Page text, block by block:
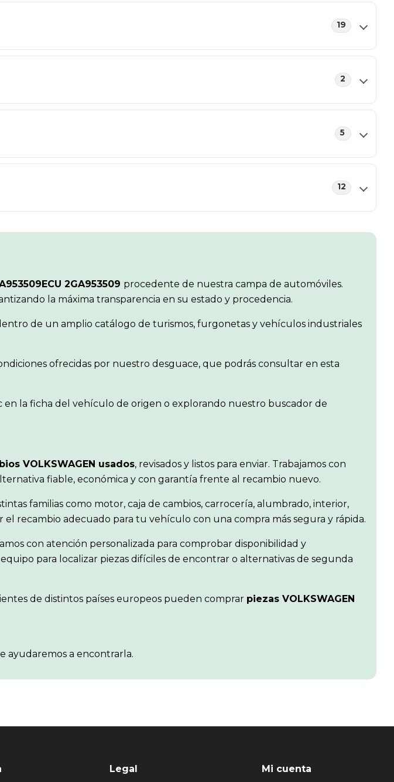
19
2
5
12
2GA953509 procedente de nuestra campa de automóviles.
la máxima transparencia en su estado y procedencia.
de un amplio catálogo de turismos, furgonetas y vehículos industriales
ofrecidas por nuestro desguace, que podrás consultar en esta
en la ficha del vehículo de origen o explorando nuestro buscador de
VOLKSWAGEN usados, revisados y listos para enviar. Trabajamos con
fiable, económica y con garantía frente al recambio nuevo.
familias como motor, caja de cambios, carrocería, alumbrado, interior,
recambio adecuado para tu vehículo con una compra más segura y rápida.
con atención personalizada para comprobar disponibilidad y
para localizar piezas difíciles de encontrar o alternativas de segunda
de distintos países europeos pueden comprar piezas VOLKSWAGEN
ayudaremos a encontrarla.
Legal Mi cuenta